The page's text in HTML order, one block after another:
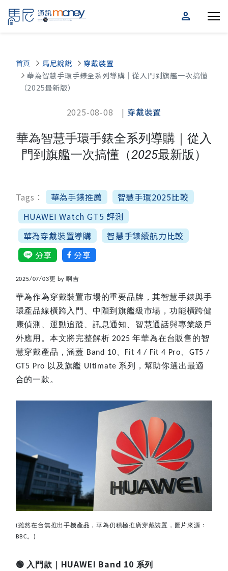
person
首頁 馬尼說說
穿戴裝置
華為智慧手環手錶全系列導購｜從入門到旗艦一次搞懂
（2025最新版）
2025-08-08 |穿戴裝置
華為智慧手環手錶全系列導購｜從入
門到旗艦一次搞懂（2025最新版）
Tags： 華為手錶推薦
智慧手環2025比較
HUAWEI Watch GT5 評測
華為穿戴裝置導購
智慧手錶續航力比較
分享
分享
2025/07/03更 by 啊吉
華為作為穿戴裝置市場的重要品牌，其智慧手錶與手
環產品線橫跨入門、中階到旗艦級市場，功能橫跨健
康偵測、運動追蹤、訊息通知、智慧通話與專業級戶
外應用。本文將完整解析 2025年華為在台販售的智
慧穿戴產品 ，涵蓋 Band 10 Fit 4 / Fit 4 Pro
GT5 /
GT5 Pro 以及旗艦 Ultimate 系列，幫助你選出最適
合的一款。
(雖然在台無推出手機產品，華為仍積極推廣穿戴裝置，圖片來源：
BBC。 )
🟢 入門款｜ HUAWEI Band 10 系列